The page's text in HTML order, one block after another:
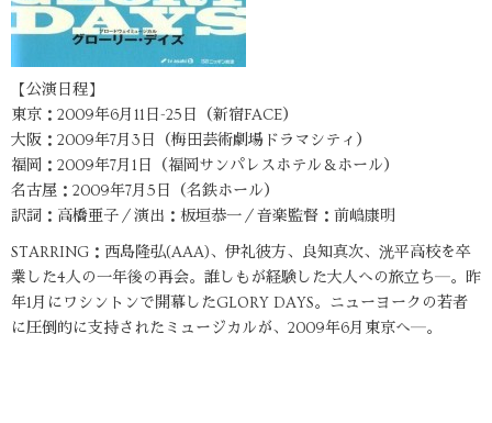
【公演日程】
東京：2009年6月11日-25日（新宿FACE）
大阪：2009年7月3日（梅田芸術劇場ドラマシティ）
福岡：2009年7月1日（福岡サンパレスホテル＆ホール）
名古屋：2009年7月5日（名鉄ホール）
訳詞：高橋亜子／演出：板垣恭一／音楽監督：前嶋康明
STARRING：西島隆弘(AAA)、伊礼彼方、良知真次、洸平高校を卒
業した4人の一年後の再会。誰しもが経験した大人への旅立ち―。昨
年1月にワシントンで開幕したGLORY DAYS。ニューヨークの若者
に圧倒的に支持されたミュージカルが、2009年6月東京へ―。